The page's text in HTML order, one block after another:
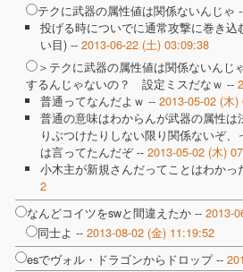
テクに武器の属性値は関係ないんじゃ
投げる時についでに通常攻撃に巻き
い目) -- 2013-06-22 (土) 03:09:38
＞テクに武器の属性値は関係ない
するんじゃないの？ 設定ミスだなｗ --
普通ってなんだよｗ -- 2013-05-02 (木)
普通の意味はわからんが武器の属性
りぶつけたりしない限り関係ないぞ
は言ってたんだぞ -- 2013-05-02 (木)
小木主が新規さんだってことはわかっ
2
なんどコイツをswと間違えたか -- 2013-
同士よ -- 2013-08-02 (金) 11:19:52
esでヴォル・ドラゴンからドロップ --